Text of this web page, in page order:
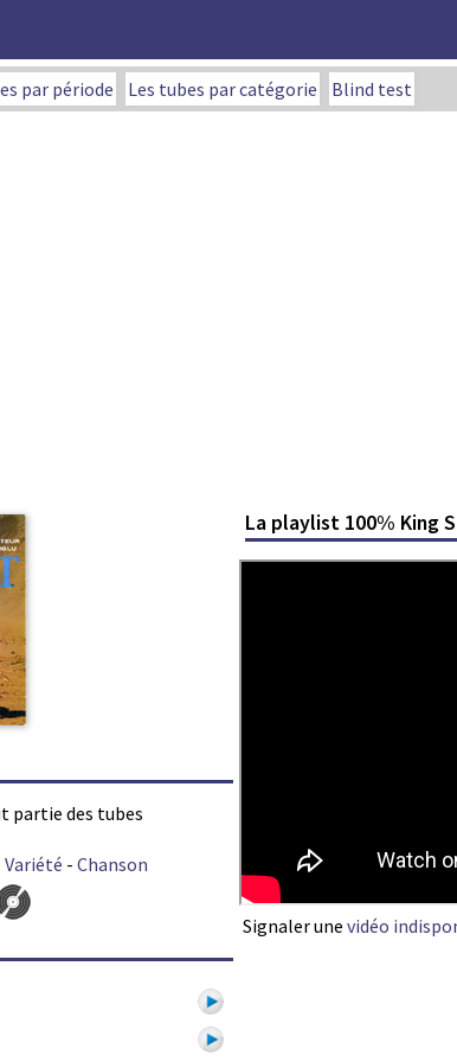
par période Les tubes par catégorie Blind test
partie des tubes
Variété - Chanson
La playlist 100% King
Signaler une vidéo